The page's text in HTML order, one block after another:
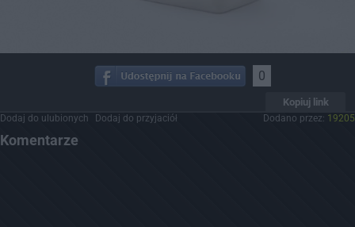
0
Kopiuj link
Dodaj do ulubionych Dodaj do przyjaciół Dodano przez: 19205
Komentarze